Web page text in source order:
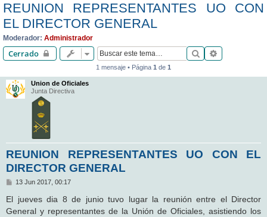
s
REUNION REPRESENTANTES UO CON
EL DIRECTOR GENERAL
Moderador: Administrador
Cerrado Buscar
1 mensaje • Página 1 de 1
Union de Oficiales
Junta Directiva
REUNION REPRESENTANTES UO CON EL
DIRECTOR GENERAL
M
n
s
a
13 Jun 2017, 00:17
El jueves dia 8 de junio tuvo lugar la reunión entre el Director
General y representantes de la Unión de Oficiales, asistiendo los